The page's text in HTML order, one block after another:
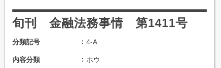
旬刊 金融法務事情 第1411号
分類記号 4-A
内容分類 ホウ